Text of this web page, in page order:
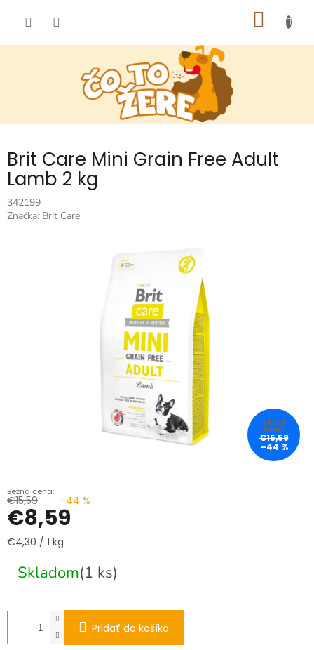
Brit Care Mini Grain Free Adult
Lamb 2 kg
342199
Značka: Brit Care
€15,59
–44 %
€15,59 –44 %
€8,59
Jednotková
€4,30 / 1 kg
Skladom(1 ks)
Pridať do košíka